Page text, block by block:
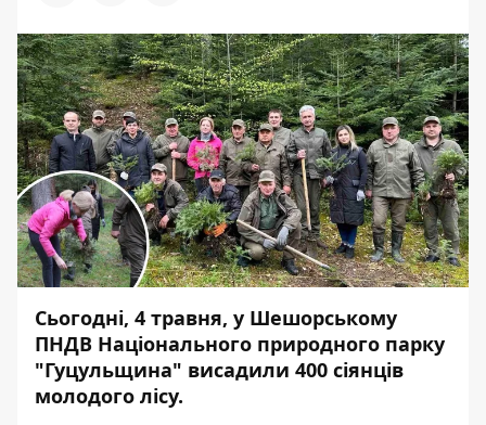
Сьогодні, 4 травня, у Шешорському
ПНДВ Національного природного парку
"Гуцульщина" висадили 400 сіянців
молодого лісу.